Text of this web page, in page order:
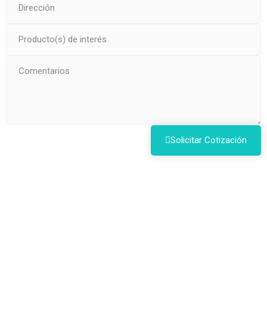
Solicitar Cotización